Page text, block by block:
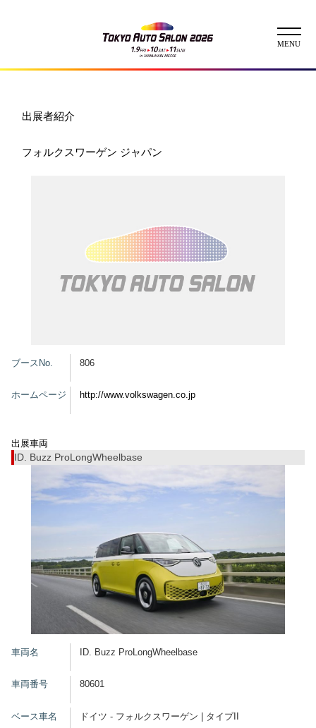
出展者
出展者一覧
展示車両一覧
出展者・Exhibitor
出展者紹介
フォルクスワーゲン ジャパン
ブースNo. 806
ホームページ http://www.volkswagen.co.jp
出展車両
ID. Buzz ProLongWheelbase
車両名 ID. Buzz ProLongWheelbase
車両番号 80601
ベース車名 ドイツ - フォルクスワーゲン | タイプII